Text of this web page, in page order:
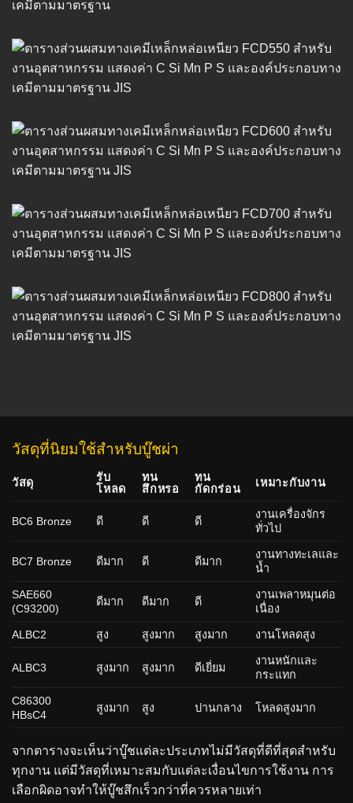
วัสดุที่นิยมใช้สำหรับบู๊ชผ่า
วัสดุ
รับ
โหลด
ทน
สึกหรอ
ทน
กัดกร่อน
เหมาะกับงาน
BC6 Bronze ดี ดี ดี
งานเครื่องจักร
ทั่วไป
BC7 Bronze ดีมาก ดี ดีมาก
งานทางทะเลและ
น้ำ
SAE660
(C93200)
ดีมาก ดีมาก ดี
งานเพลาหมุนต่อ
เนื่อง
ALBC2 สูง สูงมาก สูงมาก งานโหลดสูง
ALBC3 สูงมาก สูงมาก ดีเยี่ยม
งานหนักและ
กระแทก
C86300
HBsC4
สูงมาก สูง ปานกลาง โหลดสูงมาก
จากตารางจะเห็นว่าบู๊ชแต่ละประเภทไม่มีวัสดุที่ดีที่สุดสำหรับ
ทุกงาน แต่มีวัสดุที่เหมาะสมกับแต่ละเงื่อนไขการใช้งาน การ
เลือกผิดอาจทำให้บู๊ชสึกเร็วกว่าที่ควรหลายเท่า